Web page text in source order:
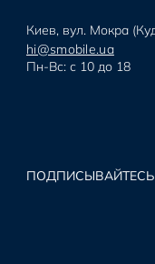
Киев, вул. Мокра
hi@smobile.ua
Пн-Вс: с 10 до 18